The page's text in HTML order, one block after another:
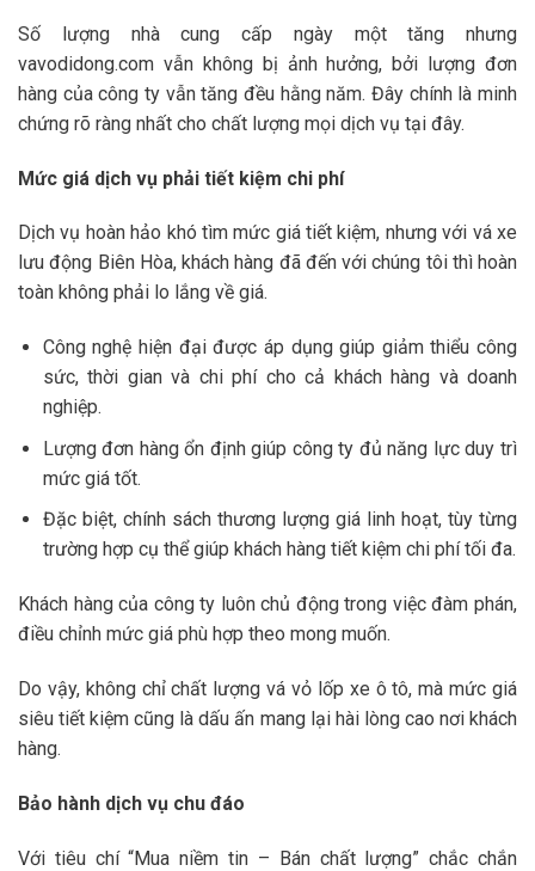
Số lượng nhà cung cấp ngày một tăng nhưng
vavodidong.com vẫn không bị ảnh hưởng, bởi lượng đơn
hàng của công ty vẫn tăng đều hằng năm. Đây chính là minh
chứng rõ ràng nhất cho chất lượng mọi dịch vụ tại đây.
Mức giá dịch vụ phải tiết kiệm chi phí
Dịch vụ hoàn hảo khó tìm mức giá tiết kiệm, nhưng với vá xe
lưu động Biên Hòa, khách hàng đã đến với chúng tôi thì hoàn
toàn không phải lo lắng về giá.
Công nghệ hiện đại được áp dụng giúp giảm thiểu công
sức, thời gian và chi phí cho cả khách hàng và doanh
nghiệp.
Lượng đơn hàng ổn định giúp công ty đủ năng lực duy trì
mức giá tốt.
Đặc biệt, chính sách thương lượng giá linh hoạt, tùy từng
trường hợp cụ thể giúp khách hàng tiết kiệm chi phí tối đa.
Khách hàng của công ty luôn chủ động trong việc đàm phán,
điều chỉnh mức giá phù hợp theo mong muốn.
Do vậy, không chỉ chất lượng vá vỏ lốp xe ô tô, mà mức giá
siêu tiết kiệm cũng là dấu ấn mang lại hài lòng cao nơi khách
hàng.
Bảo hành dịch vụ chu đáo
Với tiêu chí “Mua niềm tin – Bán chất lượng” chắc chắn